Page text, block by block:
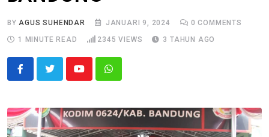
BYAGUS SUHENDAR JANUARI 9, 2024 0 COMMENTS
1 MINUTE READ
2345 VIEWS 3 TAHUN AGO
YoutubeWhatsapp